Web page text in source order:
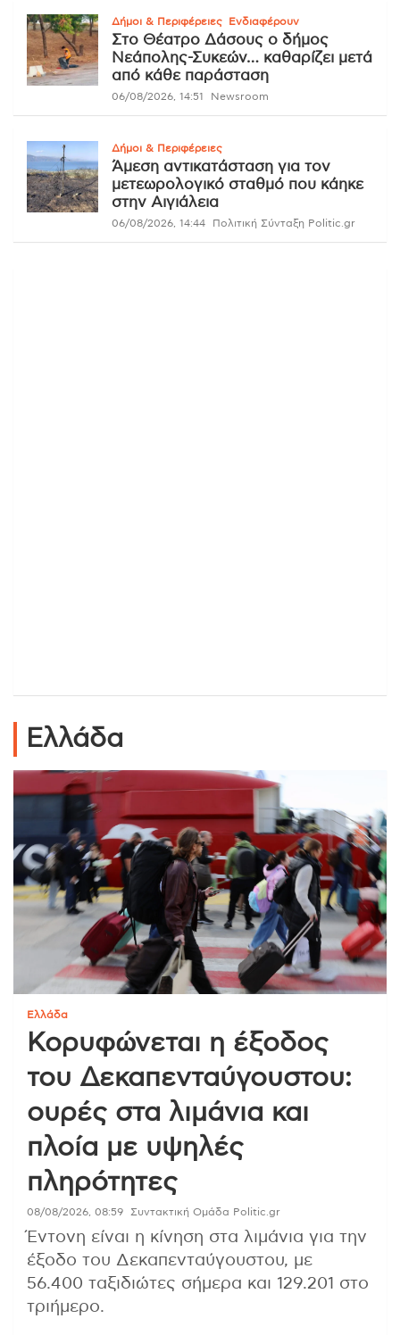
Δήμοι & Περιφέρειες Ενδιαφέρουν
Στο Θέατρο Δάσους ο δήμος
Νεάπολης-Συκεών… καθαρίζει μετά
από κάθε παράσταση
06/08/2026, 14:51 Newsroom
Δήμοι & Περιφέρειες
Άμεση αντικατάσταση για τον
μετεωρολογικό σταθμό που κάηκε
στην Αιγιάλεια
06/08/2026, 14:44 Πολιτική Σύνταξη Politic.gr
Ελλάδα
Ελλάδα
Κορυφώνεται η έξοδος
του Δεκαπενταύγουστου:
ουρές στα λιμάνια και
πλοία με υψηλές
πληρότητες
08/08/2026, 08:59 Συντακτική Ομάδα Politic.gr
Έντονη είναι η κίνηση στα λιμάνια για την
έξοδο του Δεκαπενταύγουστου, με
56.400 ταξιδιώτες σήμερα και 129.201 στο
τριήμερο.